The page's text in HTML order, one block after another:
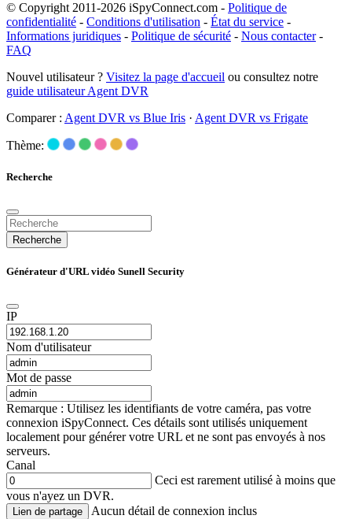
© Copyright 2011-2026 iSpyConnect.com - Politique de
confidentialité - Conditions d'utilisation - État du service -
Informations juridiques - Politique de sécurité - Nous contacter-
FAQ
Nouvel utilisateur ? Visitez la page d'accueil ou consultez notre
guide utilisateur Agent DVR
Comparer : Agent DVR vs Blue Iris · Agent DVR vs Frigate
Thème:
Recherche
Recherche
Générateur d'URL vidéo Sunell Security
IP
Nom d'utilisateur
Mot de passe
Remarque : Utilisez les identifiants de votre caméra, pas votre
connexion iSpyConnect. Ces détails sont utilisés uniquement
localement pour générer votre URL et ne sont pas envoyés à nos
serveurs.
Canal
Ceci est rarement utilisé à moins que
vous n'ayez un DVR.
Lien de partage Aucun détail de connexion inclus